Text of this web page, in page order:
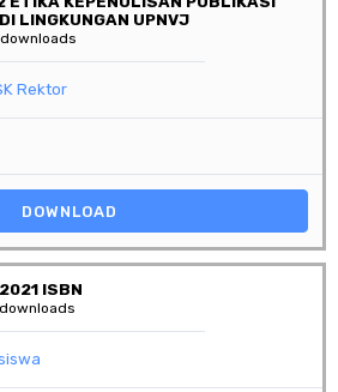
LINGKUNGAN UPNVJ
Rektor
DOWNLOAD
ISBN